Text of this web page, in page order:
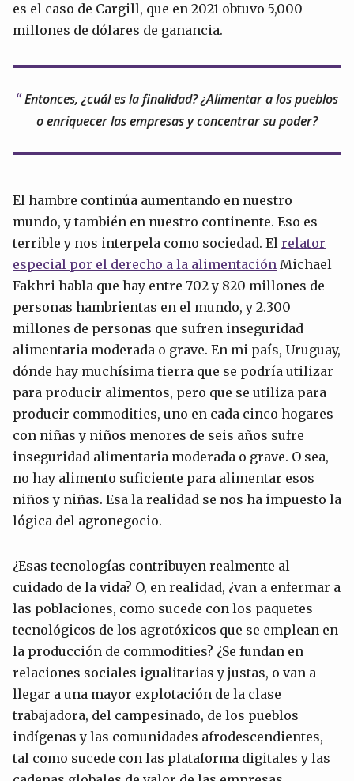
es el caso de Cargill, que en 2021 obtuvo 5,000
millones de dólares de ganancia.
Entonces, ¿cuál es la finalidad? ¿Alimentar a los pueblos
o enriquecer las empresas y concentrar su poder?
El hambre continúa aumentando en nuestro
mundo, y también en nuestro continente. Eso es
terrible y nos interpela como sociedad. El relator
especial por el derecho a la alimentación Michael
Fakhri habla que hay entre 702 y 820 millones de
personas hambrientas en el mundo, y 2.300
millones de personas que sufren inseguridad
alimentaria moderada o grave. En mi país, Uruguay,
dónde hay muchísima tierra que se podría utilizar
para producir alimentos, pero que se utiliza para
producir commodities, uno en cada cinco hogares
con niñas y niños menores de seis años sufre
inseguridad alimentaria moderada o grave. O sea,
no hay alimento suficiente para alimentar esos
niños y niñas. Esa la realidad se nos ha impuesto la
lógica del agronegocio.
¿Esas tecnologías contribuyen realmente al
cuidado de la vida? O, en realidad, ¿van a enfermar a
las poblaciones, como sucede con los paquetes
tecnológicos de los agrotóxicos que se emplean en
la producción de commodities? ¿Se fundan en
relaciones sociales igualitarias y justas, o van a
llegar a una mayor explotación de la clase
trabajadora, del campesinado, de los pueblos
indígenas y las comunidades afrodescendientes,
tal como sucede con las plataforma digitales y las